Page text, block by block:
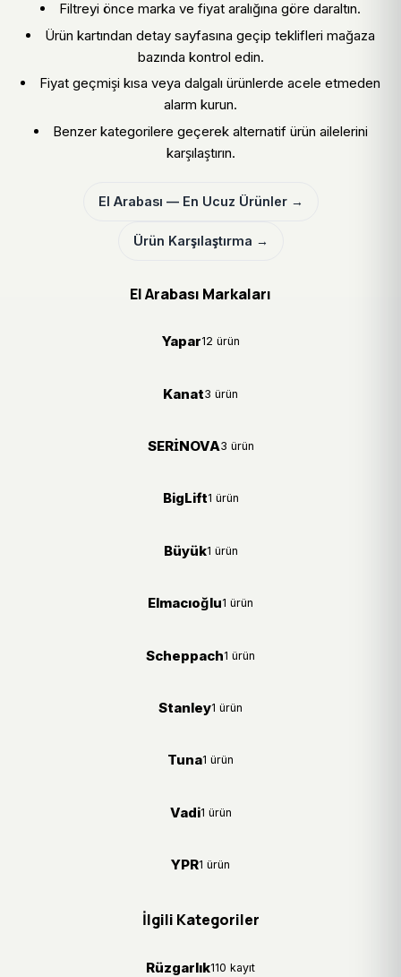
Filtreyi önce marka ve fiyat aralığına göre daraltın.
Ürün kartından detay sayfasına geçip teklifleri mağaza
bazında kontrol edin.
Fiyat geçmişi kısa veya dalgalı ürünlerde acele etmeden
alarm kurun.
Benzer kategorilere geçerek alternatif ürün ailelerini
karşılaştırın.
El Arabası — En Ucuz Ürünler →
Ürün Karşılaştırma →
El Arabası Markaları
Yapar12 ürün
Kanat3 ürün
SERİNOVA3 ürün
BigLift1 ürün
Büyük1 ürün
Elmacıoğlu1 ürün
Scheppach1 ürün
Stanley1 ürün
Tuna1 ürün
Vadi1 ürün
YPR1 ürün
İlgili Kategoriler
Rüzgarlık110 kayıt